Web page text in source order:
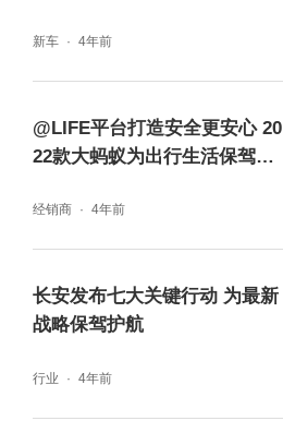
新车 4年前
@LIFE平台打造安全更安心 20
22款大蚂蚁为出行生活保驾护
经销商 4年前
长安发布七大关键行动 为最新
战略保驾护航
行业 4年前